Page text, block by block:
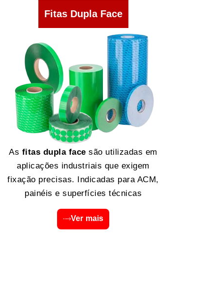
Fitas Dupla Face
As fitas dupla face são utilizadas em
aplicações industriais que exigem
fixação precisas. Indicadas para ACM,
painéis e superfícies técnicas
Ver mais